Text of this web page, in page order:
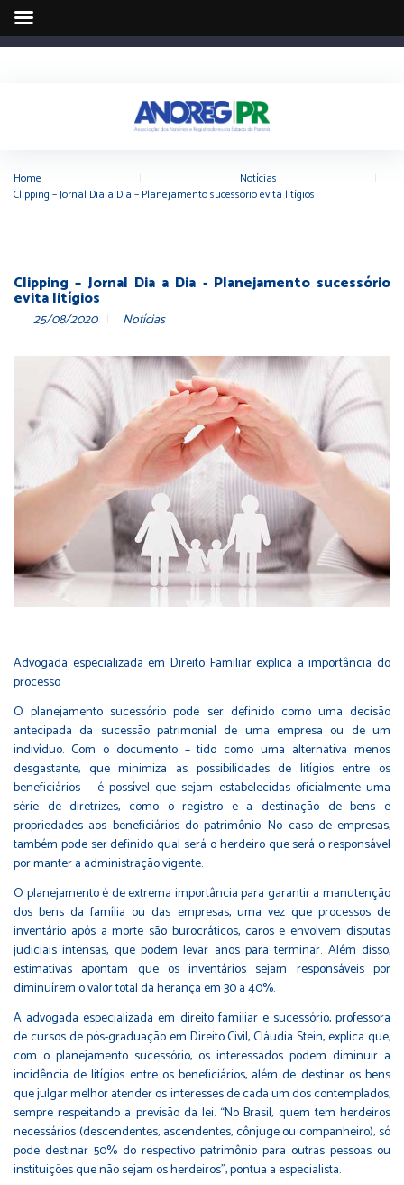
Home Notícias
Clipping – Jornal Dia a Dia – Planejamento sucessório evita litígios
Clipping – Jornal Dia a Dia - Planejamento sucessório
evita litígios
25/08/2020 Notícias
Advogada especializada em Direito Familiar explica a importância do
processo
O planejamento sucessório pode ser definido como uma decisão
antecipada da sucessão patrimonial de uma empresa ou de um
indivíduo. Com o documento – tido como uma alternativa menos
desgastante, que minimiza as possibilidades de litígios entre os
beneficiários – é possível que sejam estabelecidas oficialmente uma
série de diretrizes, como o registro e a destinação de bens e
propriedades aos beneficiários do patrimônio. No caso de empresas,
também pode ser definido qual será o herdeiro que será o responsável
por manter a administração vigente.
O planejamento é de extrema importância para garantir a manutenção
dos bens da família ou das empresas, uma vez que processos de
inventário após a morte são burocráticos, caros e envolvem disputas
judiciais intensas, que podem levar anos para terminar. Além disso,
estimativas apontam que os inventários sejam responsáveis por
diminuírem o valor total da herança em 30 a 40%.
A advogada especializada em direito familiar e sucessório, professora
de cursos de pós-graduação em Direito Civil, Cláudia Stein, explica que,
com o planejamento sucessório, os interessados podem diminuir a
incidência de litígios entre os beneficiários, além de destinar os bens
que julgar melhor atender os interesses de cada um dos contemplados,
sempre respeitando a previsão da lei. “No Brasil, quem tem herdeiros
necessários (descendentes, ascendentes, cônjuge ou companheiro), só
pode destinar 50% do respectivo patrimônio para outras pessoas ou
instituições que não sejam os herdeiros”, pontua a especialista.